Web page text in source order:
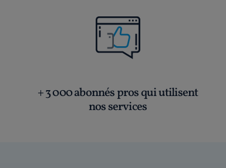
+ 3 000 abonnés pros qui utilisent
nos services